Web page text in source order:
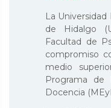
La
de Hidalgo
Facultad de
compromiso
medio
Programa de
Docencia